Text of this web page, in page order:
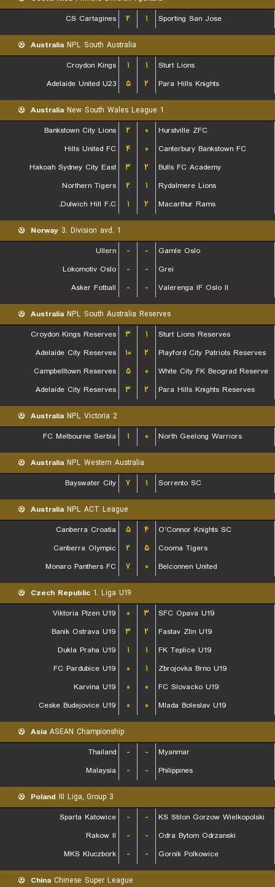
CS Cartagines
۲ ۱ Sporting San Jose
Australia NPL South Australia
Croydon Kings
۱ ۱
Sturt Lions
Adelaide United U23
۵ ۲ Para Hills Knights
Australia New South Wales League 1
Bankstown City Lions
۲ ۰
Hurstville ZFC
Hills United FC
۴ ۰
Canterbury Bankstown FC
Hakoah Sydney City East
۳ ۲
Bulls FC Academy
Northern Tigers
۲ ۱
Rydalmere Lions
Dulwich Hill F.C.
۱ ۲ Macarthur Rams
Norway 3. Division avd. 1
Ullern
- -
Gamle Oslo
Lokomotiv Oslo
- -
Grei
Asker Fotball
- - Valerenga IF Oslo II
Australia NPL South Australia Reserves
Croydon Kings Reserves
۳ ۱
Sturt Lions Reserves
Adelaide City Reserves
۱۰ ۲
Playford City Patriots Reserves
Campbelltown Reserves
۵ ۰
White City FK Beograd Reserve
Adelaide City Reserves
۳ ۲ Para Hills Knights Reserves
Australia NPL Victoria 2
FC Melbourne Serbia
۱ ۰ North Geelong Warriors
Australia NPL Western Australia
Bayswater City
۷ ۱ Sorrento SC
Australia NPL ACT League
Canberra Croatia
۵ ۴
O'Connor Knights SC
Canberra Olympic
۲ ۵
Cooma Tigers
Monaro Panthers FC
۷ ۰ Belconnen United
Czech Republic 1. Liga U19
Viktoria Plzen U19
۰ ۳
SFC Opava U19
Banik Ostrava U19
۳ ۲
Fastav Zlin U19
Dukla Praha U19
۱ ۱
FK Teplice U19
FC Pardubice U19
۰ ۱
Zbrojovka Brno U19
Karvina U19
۰ ۰
FC Slovacko U19
Ceske Budejovice U19
۰ ۰ Mlada Boleslav U19
Asia ASEAN Championship
Thailand
- -
Myanmar
Malaysia
- - Philippines
Poland III Liga, Group 3
Sparta Katowice
- -
KS Stilon Gorzow Wielkopolski
Rakow II
- -
Odra Bytom Odrzanski
MKS Kluczbork
- - Gornik Polkowice
China Chinese Super League